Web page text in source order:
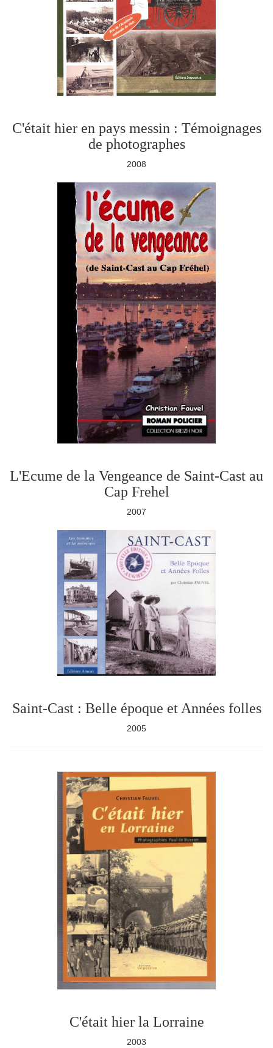
C'était hier en pays messin : Témoignages
de photographes
2008
L'Ecume de la Vengeance de Saint-Cast au
Cap Frehel
2007
Saint-Cast : Belle époque et Années folles
2005
C'était hier la Lorraine
2003